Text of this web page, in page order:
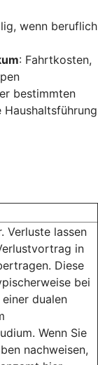
wenn beruflich
: Fahrtkosten,
bestimmten
Verluste lassen
in
Diese
bei
dualen
Wenn Sie
nachweisen,